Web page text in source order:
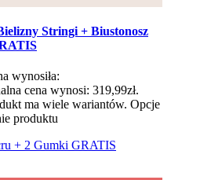
Stringi + Biustonosz
wynosiła:
cena wynosi: 319,99zł.
ma wiele wariantów. Opcje
produktu